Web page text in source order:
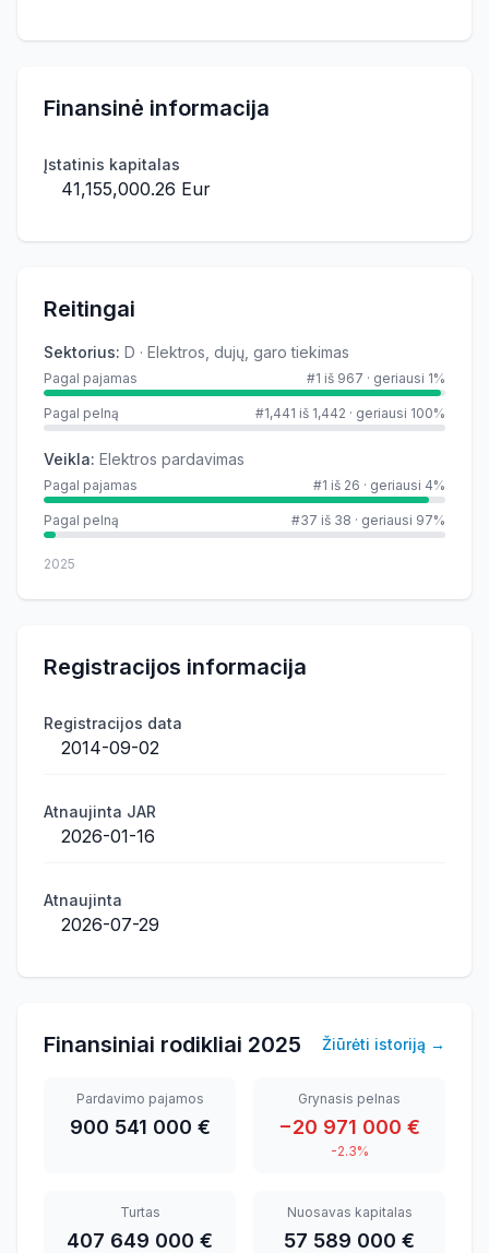
Finansinė informacija
Įstatinis kapitalas
41,155,000.26 Eur
Reitingai
Sektorius: D · Elektros, dujų, garo tiekimas
Pagal pajamas #1 iš 967 · geriausi 1%
Pagal pelną #1,441 iš 1,442 · geriausi 100%
Veikla: Elektros pardavimas
Pagal pajamas #1 iš 26 · geriausi 4%
Pagal pelną #37 iš 38 · geriausi 97%
2025
Registracijos informacija
Registracijos data
2014-09-02
Atnaujinta JAR
2026-01-16
Atnaujinta
2026-07-29
Finansiniai rodikliai 2025 Žiūrėti istoriją →
Pardavimo pajamos
900 541 000 €
Grynasis pelnas
−20 971 000 €
-2.3%
Turtas
407 649 000 €
Nuosavas kapitalas
57 589 000 €